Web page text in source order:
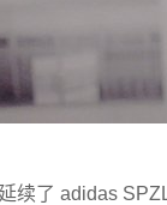
续了 adidas